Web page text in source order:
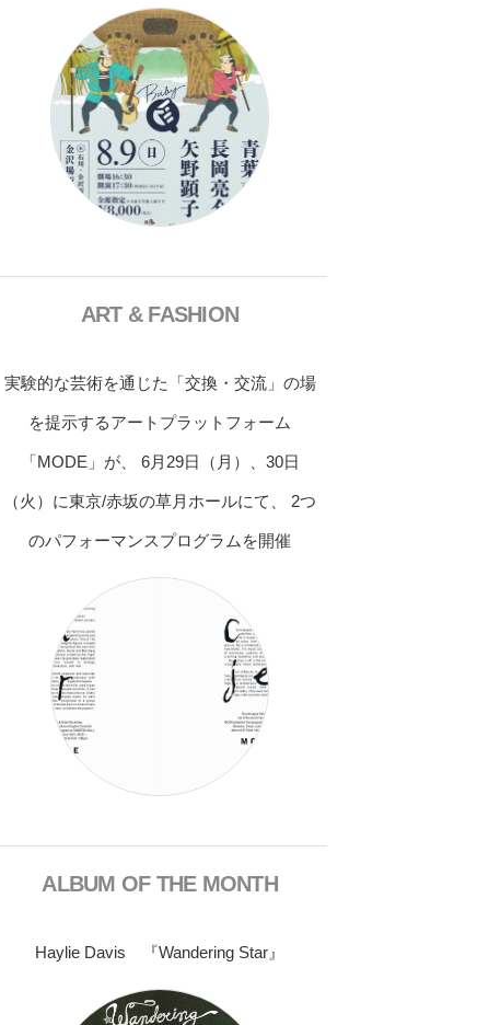
ART & FASHION
実験的な芸術を通じた「交換・交流」の場
を提示するアートプラットフォーム
「MODE」が、 6月29日（月）、30日
（火）に東京/赤坂の草月ホールにて、 2つ
のパフォーマンスプログラムを開催
ALBUM OF THE MONTH
Haylie Davis 『Wandering Star』